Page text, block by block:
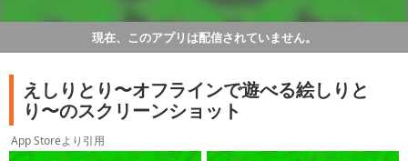
現在、このアプリは配信されていません。
えしりとり〜オフラインで遊べる絵しりと
り〜のスクリーンショット
App Storeより引用